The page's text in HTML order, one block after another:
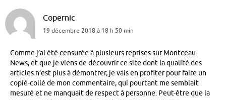
Copernic
19 décembre 2018 à 18 h 50 min
Comme j’ai été censurée à plusieurs reprises sur Montceau-
News, et que je viens de découvrir ce site dont la qualité des
articles n’est plus à démontrer, je vais en profiter pour faire un
copié-collé de mon commentaire, qui pourtant me semblait
mesuré et ne manquait de respect à personne. Peut-être que la